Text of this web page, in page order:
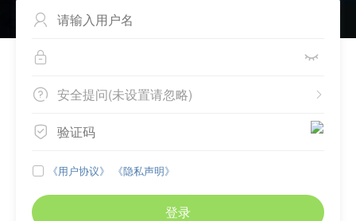

 
 
安全提问(未设置请忽略)

 《用户协议》 《隐私声明》
登录